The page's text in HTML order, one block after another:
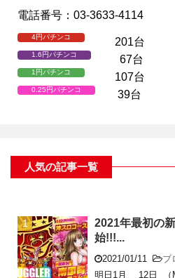
電話番号：03-3633-4114
4円パチンコ 201台
1.6円パチンコ 67台
1円パチンコ 107台
0.25円パチンコ 39台
人気の記事一覧
2021年最初の
始!!!...
2021/01/11
ブ
明日1月 12日 （